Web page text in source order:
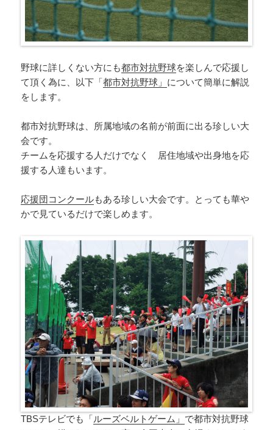
野球に詳しくない方にも都市対抗野球を楽しんで応援し
て頂く為に、以下「都市対抗野球」 について簡単に解説
をします。
都市対抗野球は、所属地域の名前が前面に出る珍しい大
会です。
チームを応援する人だけでなく 居住地域や出身地を応
援する人達もいます。
応援団コンクールもある珍しい大会です。とっても華や
かで見ているだけで楽しめます。
TBSテレビでも「ルーズベルトゲーム」 で都市対抗野球